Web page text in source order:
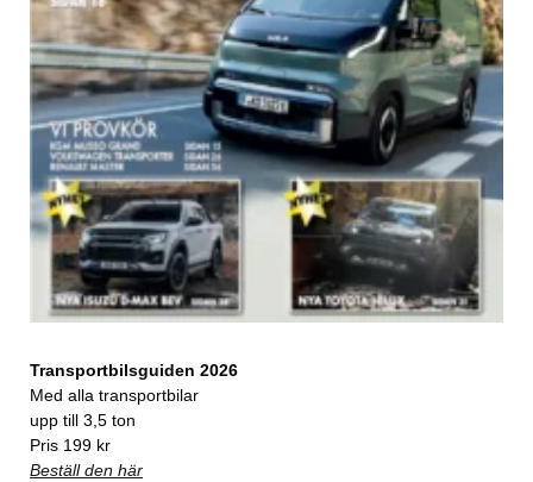
Transportbilsguiden 2026
Med alla transportbilar
upp till 3,5 ton
Pris 199 kr
Beställ den här